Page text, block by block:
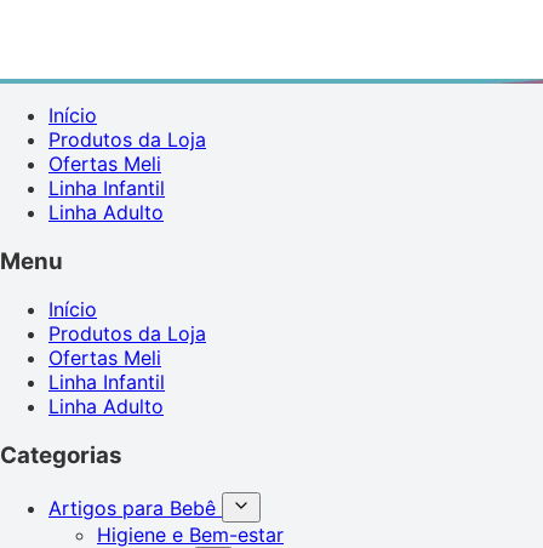
Início
Produtos da Loja
Ofertas Meli
Linha Infantil
Linha Adulto
Menu
Início
Produtos da Loja
Ofertas Meli
Linha Infantil
Linha Adulto
Categorias
Artigos para Bebê
Higiene e Bem-estar